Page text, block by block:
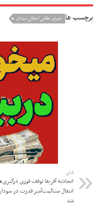
برچسب ها شورای نظامی انتقالی سودان
قبلی
اتحادیه آفریقا توقف فوری
انتقال مسالمت‌آمیز قدرت در
شد